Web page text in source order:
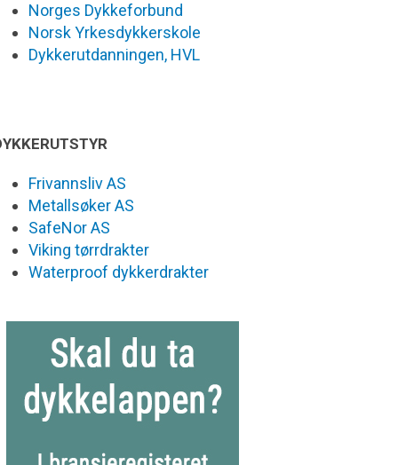
Norges Dykkeforbund
Norsk Yrkesdykkerskole
Dykkerutdanningen, HVL
Frivannsliv AS
Metallsøker AS
SafeNor AS
Viking tørrdrakter
Waterproof dykkerdrakter